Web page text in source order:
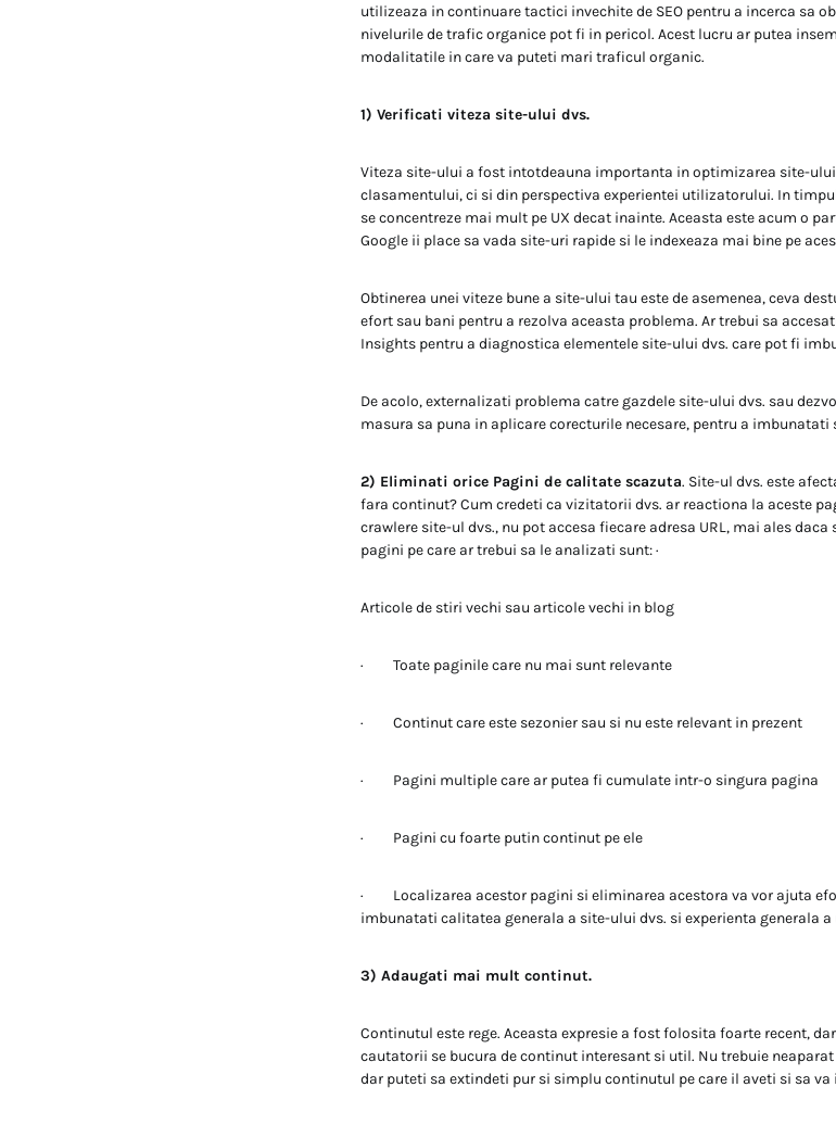
utilizeaza in continuare tactici invechite de SEO pentru a incerca sa
nivelurile de trafic organice pot fi in pericol. Acest lucru ar putea
modalitatile in care va puteti mari traficul organic.
1) Verificati viteza site-ului dvs.
Viteza site-ului a fost intotdeauna importanta in optimizarea site-ului
clasamentului, ci si din perspectiva experientei utilizatorului. In
se concentreze mai mult pe UX decat inainte. Aceasta este acum o
Google ii place sa vada site-uri rapide si le indexeaza mai bine pe
Obtinerea unei viteze bune a site-ului tau este de asemenea, ceva
efort sau bani pentru a rezolva aceasta problema. Ar trebui sa
Insights pentru a diagnostica elementele site-ului dvs. care pot fi
De acolo, externalizati problema catre gazdele site-ului dvs. sau
masura sa puna in aplicare corecturile necesare, pentru a
2) Eliminati orice Pagini de calitate scazuta. Site-ul dvs. este
fara continut? Cum credeti ca vizitatorii dvs. ar reactiona la aceste
crawlere site-ul dvs., nu pot accesa fiecare adresa URL, mai ales
pagini pe care ar trebui sa le analizati sunt: ·
Articole de stiri vechi sau articole vechi in blog
· Toate paginile care nu mai sunt relevante
· Continut care este sezonier sau si nu este relevant in prezent
· Pagini multiple care ar putea fi cumulate intr-o singura pagina
· Pagini cu foarte putin continut pe ele
· Localizarea acestor pagini si eliminarea acestora va vor ajuta
imbunatati calitatea generala a site-ului dvs. si experienta generala
3) Adaugati mai mult continut.
Continutul este rege. Aceasta expresie a fost folosita foarte recent,
cautatorii se bucura de continut interesant si util. Nu trebuie
dar puteti sa extindeti pur si simplu continutul pe care il aveti si sa